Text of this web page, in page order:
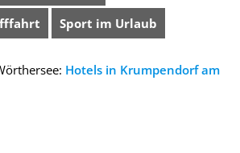
Sport im Urlaub
Hotels in Krumpendorf am